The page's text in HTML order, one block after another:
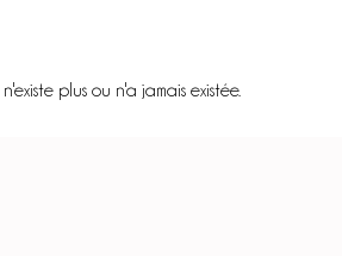
plus ou n'a jamais existée.